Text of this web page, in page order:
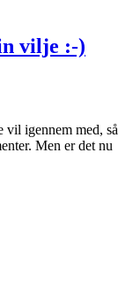
vilje :-)
vil igennem med, så
Men er det nu